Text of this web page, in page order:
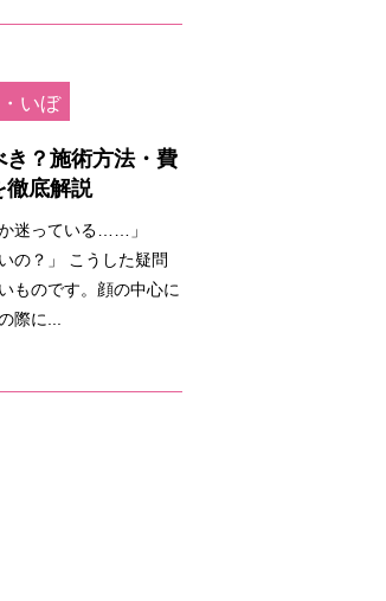
いぼ
？施術方法・費
徹底解説
迷っている……」
の？」 こうした疑問
ものです。顔の中心に
際に...